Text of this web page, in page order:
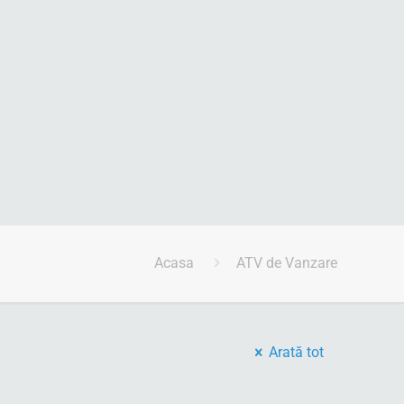
Acasa ATV de Vanzare
Arată tot